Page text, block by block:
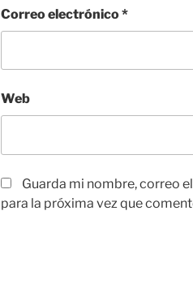
Correo electrónico*
Web
Guarda mi nombre, correo
para la próxima vez que